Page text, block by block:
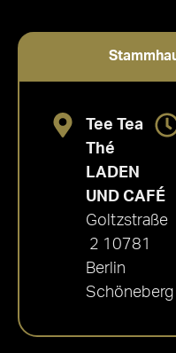
Tee Tea
Thé
LADEN
UND CAFÉ
Goltzstraße
2 10781
Berlin
Schöneberg